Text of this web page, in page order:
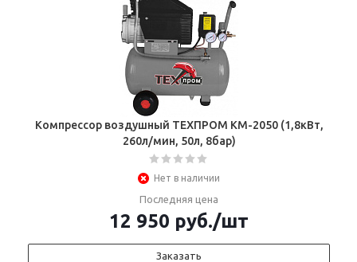
Компрессор воздушный ТЕХПРОМ КМ-2050 (1,8кВт,
260л/мин, 50л, 8бар)
Нет в наличии
Последняя цена
12 950 руб./шт
Заказать